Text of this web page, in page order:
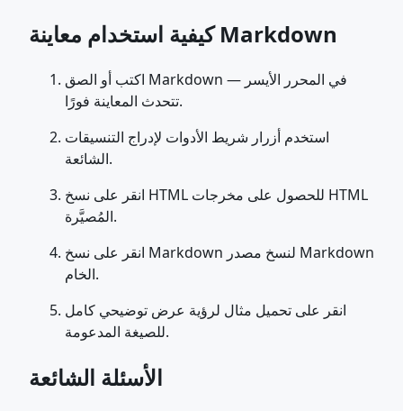
كيفية استخدام معاينة Markdown
اكتب أو الصق Markdown في المحرر الأيسر —
تتحدث المعاينة فورًا.
استخدم أزرار شريط الأدوات لإدراج التنسيقات
الشائعة.
انقر على نسخ HTML للحصول على مخرجات HTML
المُصيَّرة.
انقر على نسخ Markdown لنسخ مصدر Markdown
الخام.
انقر على تحميل مثال لرؤية عرض توضيحي كامل
للصيغة المدعومة.
الأسئلة الشائعة